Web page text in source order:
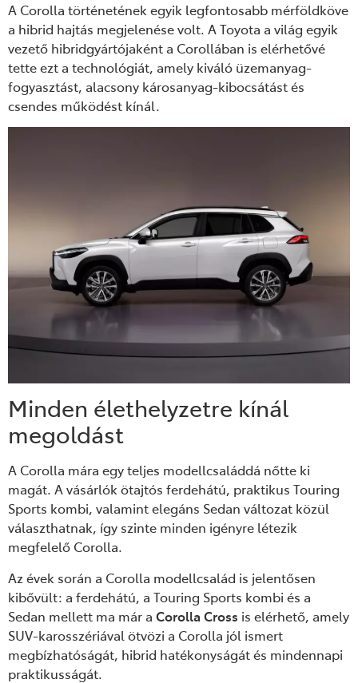
A Corolla történetének egyik legfontosabb mérföldköve
a hibrid hajtás megjelenése volt. A Toyota a világ egyik
vezető hibridgyártójaként a Corollában is elérhetővé
tette ezt a technológiát, amely kiváló üzemanyag-
fogyasztást, alacsony károsanyag-kibocsátást és
csendes működést kínál.
Minden élethelyzetre kínál
megoldást
A Corolla mára egy teljes modellcsaláddá nőtte ki
magát. A vásárlók ötajtós ferdehátú, praktikus Touring
Sports kombi, valamint elegáns Sedan változat közül
választhatnak, így szinte minden igényre létezik
megfelelő Corolla.
Az évek során a Corolla modellcsalád is jelentősen
kibővült: a ferdehátú, a Touring Sports kombi és a
Sedan mellett ma már a Corolla Cross is elérhető, amely
SUV-karosszériával ötvözi a Corolla jól ismert
megbízhatóságát, hibrid hatékonyságát és mindennapi
praktikusságát.